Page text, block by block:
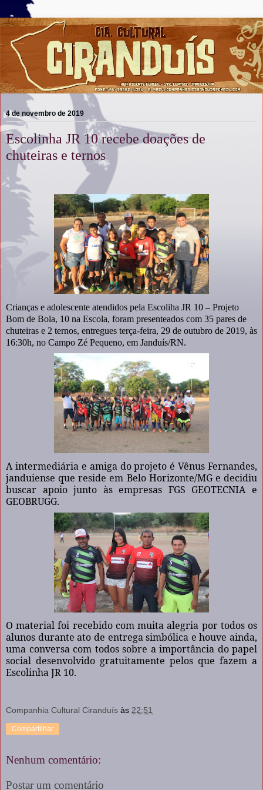
4 de novembro de 2019
Escolinha JR 10 recebe doações de
chuteiras e ternos
Crianças e adolescente atendidos pela Escoliha JR 10 – Projeto
Bom de Bola, 10 na Escola, foram presenteados com 35 pares de
chuteiras e 2 ternos, entregues terça-feira, 29 de outubro de 2019, às
16:30h, no Campo Zé Pequeno, em Janduís/RN.
A intermediária e amiga do projeto é Vênus Fernandes,
janduiense que reside em Belo Horizonte/MG e decidiu
buscar apoio junto às empresas FGS GEOTECNIA e
GEOBRUGG.
O material foi recebido com muita alegria por todos os
alunos durante ato de entrega simbólica e houve ainda,
uma conversa com todos sobre a importância do papel
social desenvolvido gratuitamente pelos que fazem a
Escolinha JR 10.
Companhia Cultural Ciranduís às 22:51
Compartilhar
Nenhum comentário:
Postar um comentário